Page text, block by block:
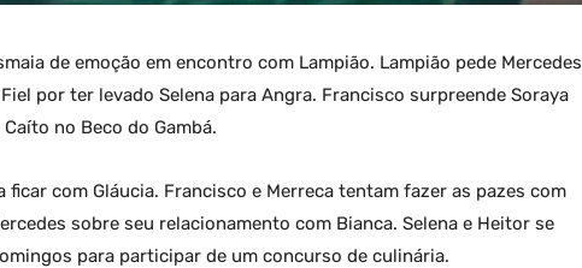
de emoção em encontro com Lampião. Lampião pede Mercedes
por ter levado Selena para Angra. Francisco surpreende Soraya
no Beco do Gambá.
ficar com Gláucia. Francisco e Merreca tentam fazer as pazes com
sobre seu relacionamento com Bianca. Selena e Heitor se
para participar de um concurso de culinária.